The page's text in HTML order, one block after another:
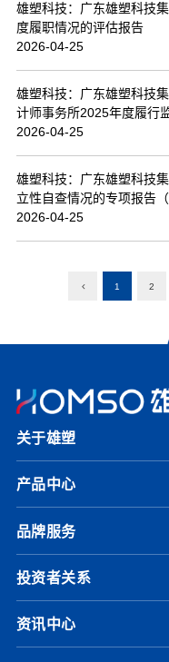
雄塑科技：广东雄塑科技
度履职情况的评估报告
2026-04-25
雄塑科技：广东雄塑科技
计师事务所2025年度履行
2026-04-25
雄塑科技：广东雄塑科技
立性自查情况的专项报告（
2026-04-25
1 2
关于雄塑
产品中心
品牌服务
投资者关系
资讯中心